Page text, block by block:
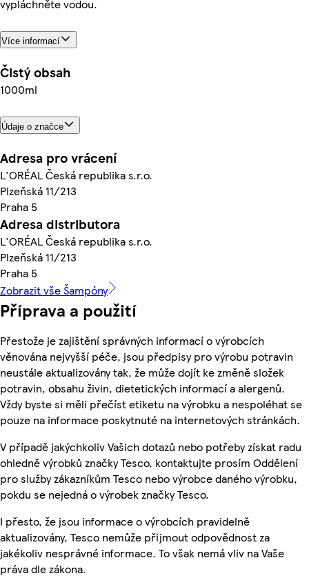
vypláchněte vodou.
Více informací
Čistý obsah
1000ml
Údaje o značce
Adresa pro vrácení
L'ORÉAL Česká republika s.r.o.
Plzeňská 11/213
Praha 5
Adresa distributora
L'ORÉAL Česká republika s.r.o.
Plzeňská 11/213
Praha 5
Zobrazit vše Šampóny
Příprava a použití
Přestože je zajištění správných informací o výrobcích
věnována nejvyšší péče, jsou předpisy pro výrobu potravin
neustále aktualizovány tak, že může dojít ke změně složek
potravin, obsahu živin, dietetických informací a alergenů.
Vždy byste si měli přečíst etiketu na výrobku a nespoléhat se
pouze na informace poskytnuté na internetových stránkách.
V případě jakýchkoliv Vašich dotazů nebo potřeby získat radu
ohledně výrobků značky Tesco, kontaktujte prosím Oddělení
pro služby zákazníkům Tesco nebo výrobce daného výrobku,
pokdu se nejedná o výrobek značky Tesco.
I přesto, že jsou informace o výrobcích pravidelně
aktualizovány, Tesco nemůže přijmout odpovědnost za
jakékoliv nesprávné informace. To však nemá vliv na Vaše
práva dle zákona.